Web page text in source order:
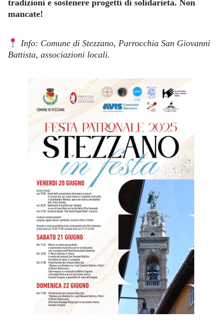
tradizioni e sostenere progetti di solidarietà. Non
mancate!
Info: Comune di Stezzano, Parrocchia San Giovanni
Battista, associazioni locali.